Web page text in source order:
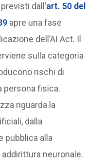
dall’art. 50 del
apre una fase
dell’AI Act. Il
sulla categoria
rischi di
persona fisica.
riguarda la
dalla
pubblica alla
neuronale.